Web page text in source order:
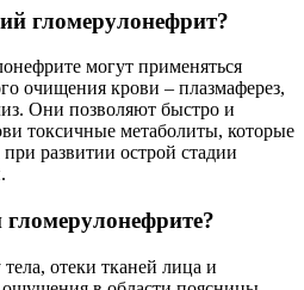
гломерулонефрит?
могут применяться
очищения крови – плазмаферез,
Они позволяют быстро и
токсичные метаболиты, которые
развитии острой стадии
отеки тканей лица и